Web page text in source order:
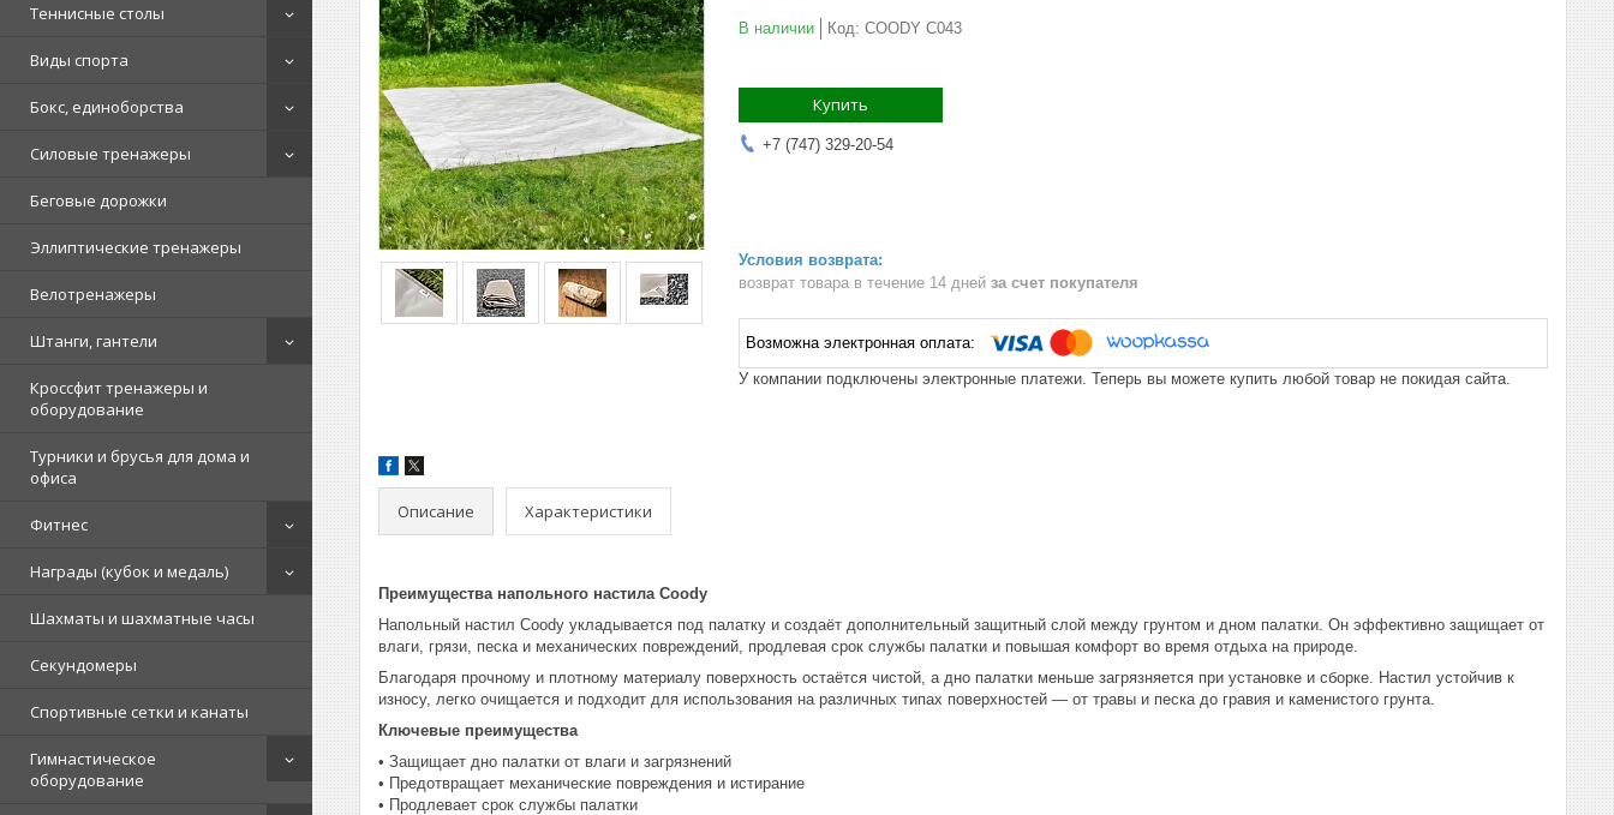
Теннисные столы
Виды спорта
Бокс, единоборства
Силовые тренажеры
Беговые дорожки
Эллиптические тренажеры
Велотренажеры
Штанги, гантели
Кроссфит тренажеры и
оборудование
Турники и брусья для дома и
офиса
Фитнес
Награды (кубок и медаль)
Шахматы и шахматные часы
Секундомеры
Спортивные сетки и канаты
Гимнастическое
оборудование
В наличии Код: COODY C043
Купить
+7 (747) 329-20-54
возврат товара в течение 14 дней за счет покупателя
У компании подключены электронные платежи. Теперь вы можете купить любой товар не покидая сайта.
Описание Характеристики
Преимущества напольного настила Coody
Напольный настил Coody укладывается под палатку и создаёт дополнительный защитный слой между грунтом и дном палатки. Он эффективно защищает от
влаги, грязи, песка и механических повреждений, продлевая срок службы палатки и повышая комфорт во время отдыха на природе.
Благодаря прочному и плотному материалу поверхность остаётся чистой, а дно палатки меньше загрязняется при установке и сборке. Настил устойчив к
износу, легко очищается и подходит для использования на различных типах поверхностей — от травы и песка до гравия и каменистого грунта.
Ключевые преимущества
• Защищает дно палатки от влаги и загрязнений
• Предотвращает механические повреждения и истирание
• Продлевает срок службы палатки